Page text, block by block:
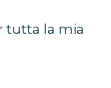
tutta la mia